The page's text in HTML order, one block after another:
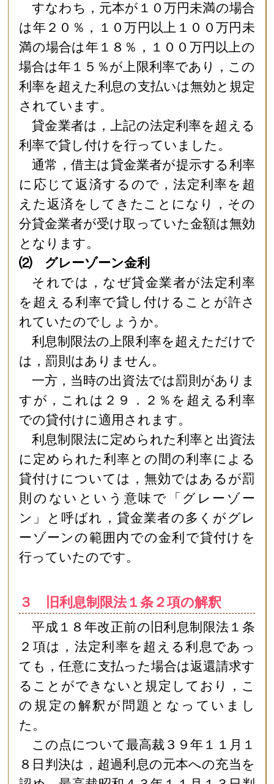
すなわち，元本が１０万円未満の場合
は年２０％，１０万円以上１００万円未
満の場合は年１８％，１００万円以上の
場合は年１５％が上限利率であり，この
利率を超えた利息の支払いは無効と規定
されています。
貸金業者は，上記の法定利率を超える
利率で貸し付けを行っていました。
通常，借主は貸金業者が提示する利率
に応じて返済するので，法定利率を超
えた返済をしてきたことになり，その
分貸金業者が受け取っていた金額は無効
となります。
⑵ グレーゾーン金利
それでは，なぜ貸金業者が法定利率
を超える利率で貸し付けることが許さ
れていたのでしょうか。
利息制限法の上限利率を超えただけで
は，罰則はありません。
一方，当時の出資法では罰則がありま
すが，これは２９．２％を超える利率
での貸付けに適用されます。
利息制限法に定められた利率と出資法
に定められた利率との間の利率による
貸付けについては，無効ではあるが罰
則のないという意味で「グレーゾー
ン」と呼ばれ，貸金業者の多くがグレ
ーゾーンの範囲内での金利で貸付けを
行っていたのです。
３ 旧利息制限法１条２項の解釈
平成１８年改正前の旧利息制限法１条
２項は，法定利率を超える利息であっ
ても，任意に支払った場合は返還請求す
ることができないと規定しており，こ
の規定の解釈が問題となっていまし
た。
この点について最高裁３９年１１月１
８日判決は，超過利息の元本への充当を